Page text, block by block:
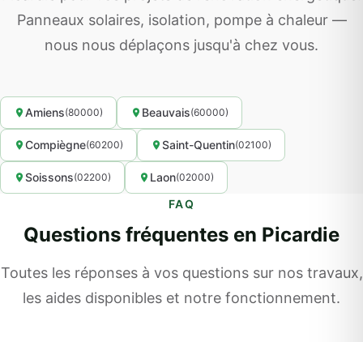
Panneaux solaires, isolation, pompe à chaleur —
nous nous déplaçons jusqu'à chez vous.
Amiens(80000) Beauvais(60000)
Compiègne(60200) Saint-Quentin(02100)
Soissons(02200) Laon(02000)
FAQ
Questions fréquentes en Picardie
Toutes les réponses à vos questions sur nos travaux,
les aides disponibles et notre fonctionnement.